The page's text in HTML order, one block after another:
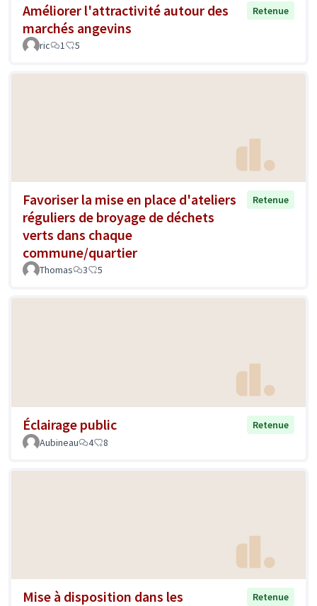
Améliorer l'attractivité autour des
marchés angevins
Retenue
ric 1 5
Favoriser la mise en place d'ateliers
réguliers de broyage de déchets
verts dans chaque
commune/quartier
Retenue
Thomas 3 5
Éclairage public
Retenue
Aubineau
4 8
Mise à disposition dans les
Retenue